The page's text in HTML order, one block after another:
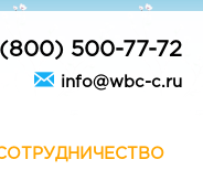
500-77-72
info@wbc-c.ru